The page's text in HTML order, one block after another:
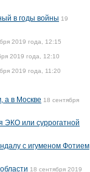
в годы войны 19
2019 года, 12:15
2019 года, 12:10
2019 года, 11:20
а в Москве 18 сентября
ЭКО или суррогатной
с игуменом Фотием
18 сентября 2019